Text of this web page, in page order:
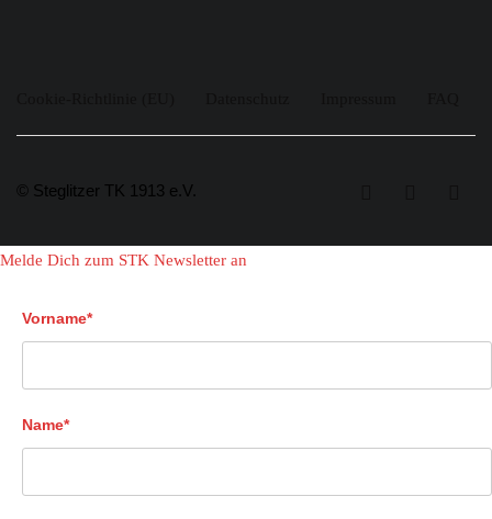
© Steglitzer TK 1913 e.V.
Melde Dich zum STK Newsletter an
Vorname*
Name*